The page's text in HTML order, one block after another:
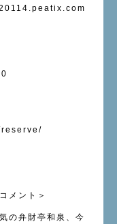
メント＞
の弁財亭和泉、今